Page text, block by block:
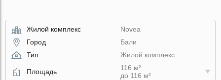
Жилой комплекс
Novea
Город
Бали
Тип
Жилой комплекс
Площадь
116 м²
до 116 м²